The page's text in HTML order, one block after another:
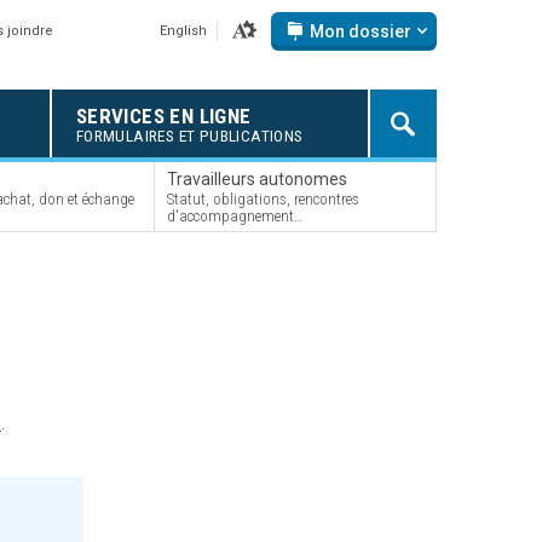
joindre English optionsOptions
d'accessibilité
mondossier Mon dossier
don et échange
Travailleurs autonomes
Statut, obligations, rencontres
d'accompagnement…
SERVICES EN LIGNE
FORMULAIRES ET PUBLICATIONS